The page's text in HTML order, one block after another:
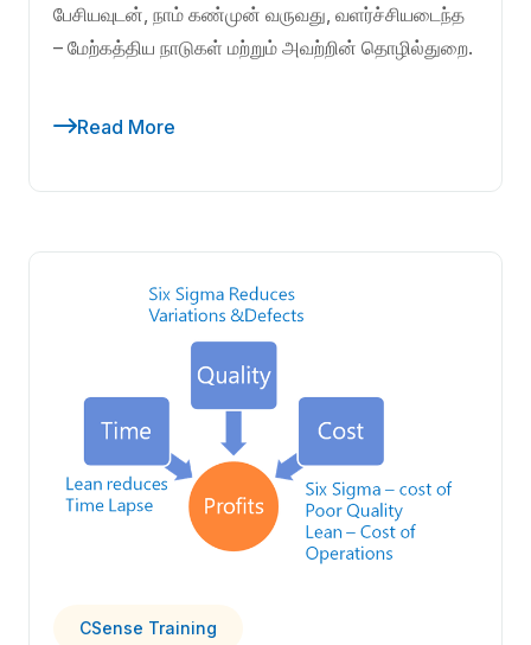
பேசியவுடன், நாம் கண்முன் வருவது, வளர்ச்சியடைந்த
– மேற்கத்திய நாடுகள் மற்றும் அவற்றின் தொழில்துறை.
Read More
CSense Training